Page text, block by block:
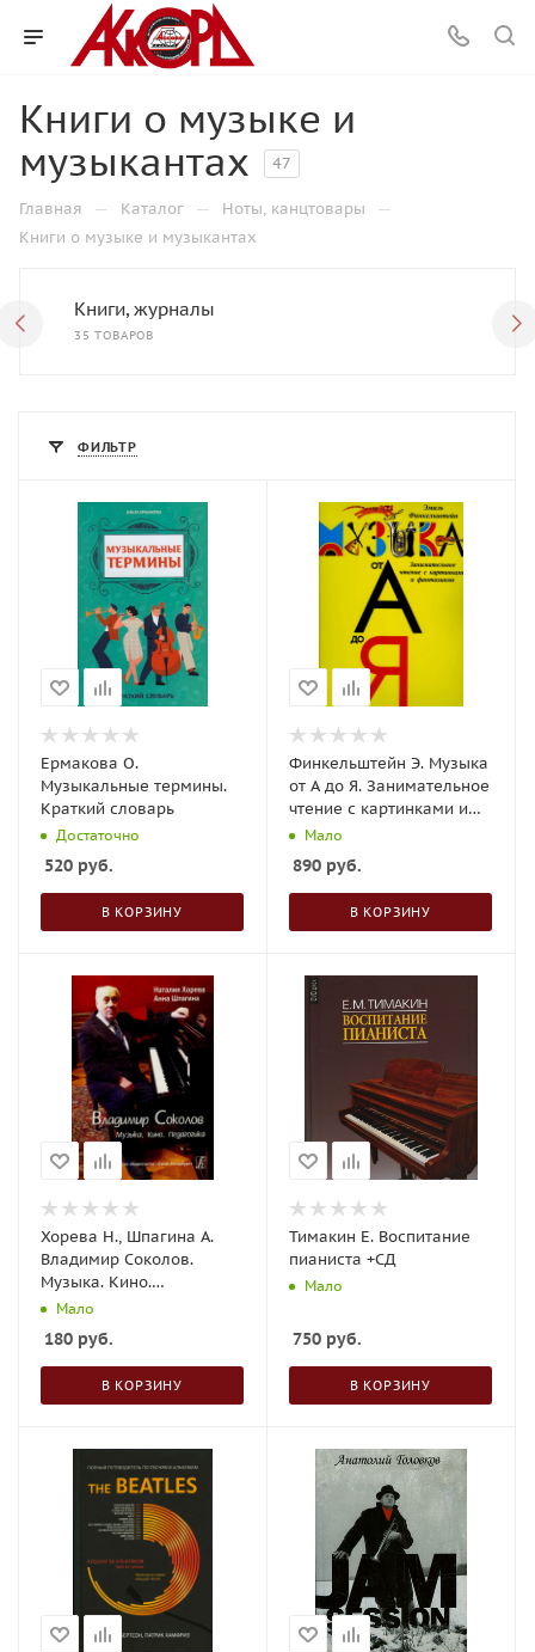
Книги о музыке и
музыкантах
47
Главная — Каталог — Ноты, канцтовары —
Книги о музыке и музыкантах
Книги, журналы
35 ТОВАРОВ
ФИЛЬТР
Ермакова О.
Музыкальные термины.
Краткий словарь
Достаточно
520 руб.
В КОРЗИНУ
Финкельштейн Э. Музыка
от А до Я. Занимательное
чтение с картинками и
фантазиями
Мало
890 руб.
В КОРЗИНУ
Хорева Н., Шпагина А.
Владимир Соколов.
Музыка. Кино.
Педагогика
Мало
180 руб.
В КОРЗИНУ
Тимакин Е. Воспитание
пианиста +СД
Мало
750 руб.
В КОРЗИНУ